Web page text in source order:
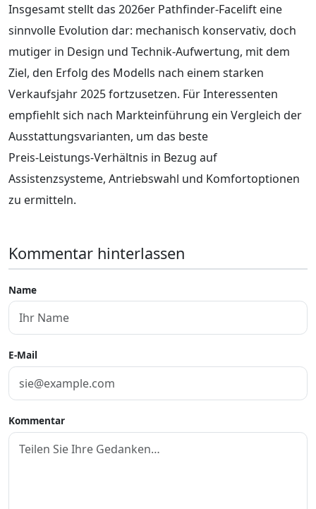
Insgesamt stellt das 2026er Pathfinder‑Facelift eine
sinnvolle Evolution dar: mechanisch konservativ, doch
mutiger in Design und Technik‑Aufwertung, mit dem
Ziel, den Erfolg des Modells nach einem starken
Verkaufsjahr 2025 fortzusetzen. Für Interessenten
empfiehlt sich nach Markteinführung ein Vergleich der
Ausstattungsvarianten, um das beste
Preis‑Leistungs‑Verhältnis in Bezug auf
Assistenzsysteme, Antriebswahl und Komfortoptionen
zu ermitteln.
Kommentar hinterlassen
Name
E-Mail
Kommentar